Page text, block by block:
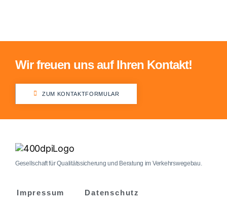
Wir freuen uns auf Ihren Kontakt!
ZUM KONTAKTFORMULAR
Gesellschaft für Qualitätssicherung und Beratung im Verkehrswegebau.
Impressum Datenschutz